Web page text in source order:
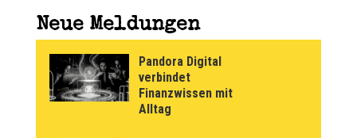
Neue Meldungen
Pandora Digital
verbindet
Finanzwissen mit
Alltag